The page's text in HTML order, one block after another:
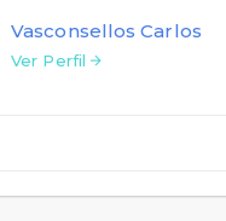
Vasconsellos Carlos
Ver Perfil